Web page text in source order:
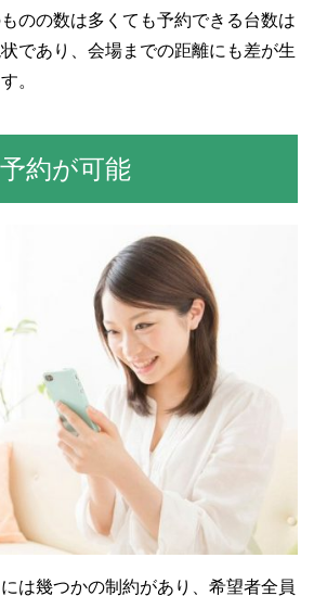
のの数は多くても予約できる台数は
であり、会場までの距離にも差が生
。
約が可能
は幾つかの制約があり、希望者全員